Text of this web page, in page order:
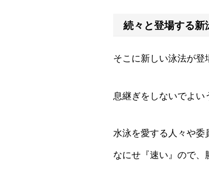
続々と登場する新
そこに新しい泳法が登
息継ぎをしないでよ
水泳を愛する人々や委
なにせ『速い』ので、